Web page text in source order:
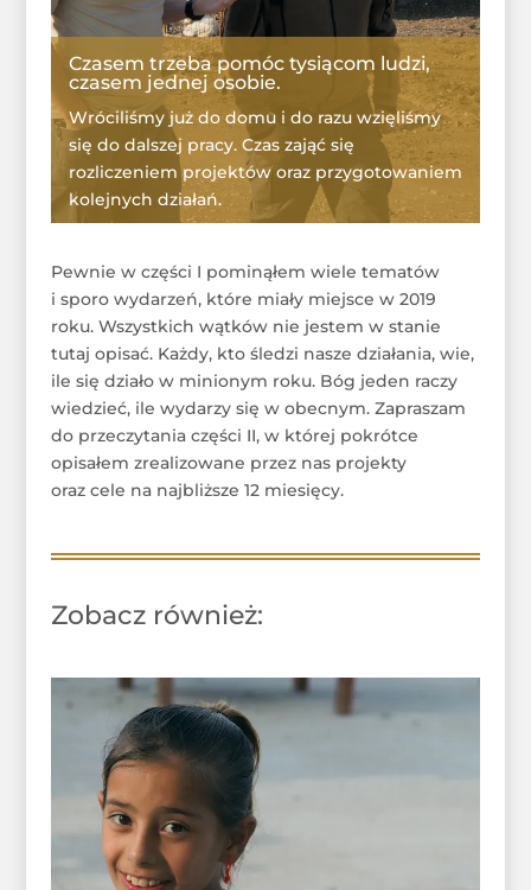
Czasem trzeba pomóc tysiącom ludzi,
czasem jednej osobie.
Wróciliśmy już do domu i do razu wzięliśmy
się do dalszej pracy. Czas zająć się
rozliczeniem projektów oraz przygotowaniem
kolejnych działań.
WIĘCEJ
Pewnie w części I pominąłem wiele tematów
i sporo wydarzeń, które miały miejsce w 2019
roku. Wszystkich wątków nie jestem w stanie
tutaj opisać. Każdy, kto śledzi nasze działania, wie,
ile się działo w minionym roku. Bóg jeden raczy
wiedzieć, ile wydarzy się w obecnym. Zapraszam
do przeczytania części II, w której pokrótce
opisałem zrealizowane przez nas projekty
oraz cele na najbliższe 12 miesięcy.
Zobacz również: